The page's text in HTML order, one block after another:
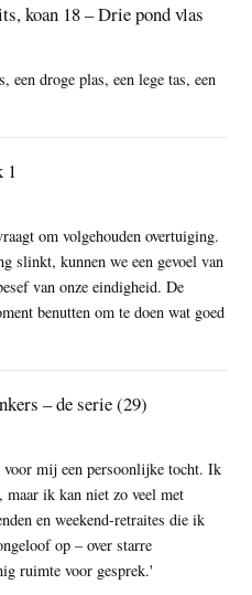
koan 18 – Drie pond vlas
een droge plas, een lege tas, een
1
om volgehouden overtuiging.
slinkt, kunnen we een gevoel van
van onze eindigheid. De
benutten om te doen wat goed
– de serie (29)
mij een persoonlijke tocht. Ik
maar ik kan niet zo veel met
en weekend-retraites die ik
op – over starre
ruimte voor gesprek.'